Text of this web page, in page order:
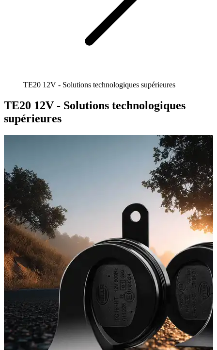
TE20 12V - Solutions technologiques supérieures
TE20 12V - Solutions technologiques
supérieures